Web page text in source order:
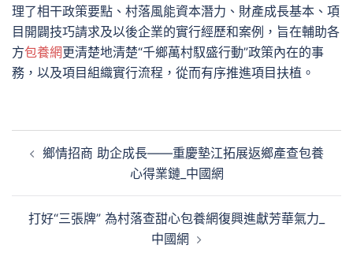
理了相干政策要點、村落風能資本潛力、財產成長基本、項
目開闢技巧請求及以後企業的實行經歷和案例，旨在輔助各
方包養網更清楚地清楚“千鄉萬村馭盛行動”政策內在的事
務，以及項目組織實行流程，從而有序推進項目扶植。
鄉情招商 助企成長——重慶墊江拓展返鄉產查包養
心得業鏈_中國網
打好“三張牌” 為村落查甜心包養網復興進獻芳華氣力_
中國網